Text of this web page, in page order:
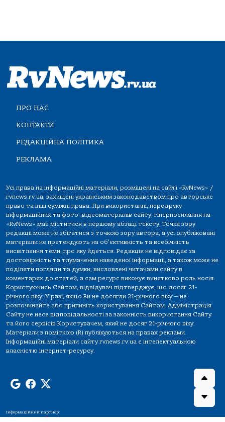
ПРО НАС
КОНТАКТИ
РЕДАКЦІЙНА ПОЛІТИКА
РЕКЛАМА
Усі права на інформаційні матеріали, розміщені на сайті «RvNews» /
rvnews.rv.ua, захищені українським законодавством про авторське
право та інші суміжні права. При використанні, передруку
інформаційних та фото-,відеоматеріалів сайту, гіперпосилання на
«RvNews» має міститися в першому абзаці тексту. Точка зору
редакції може не збігатися з точкою зору автора, а усі опубліковані
матеріали не претендують на об'єктивність та всебічність
висвітлення теми, про яку йдеться. Редакція не відповідає за
достовірність та тлумачення наведеної інформації, а також може не
поділяти погляди та думки, висловлені читачами сайту в
коментарях до статей, а сам ресурс виконує винятково роль носія.
Користуючись Сайтом, відвідувач підтверджує, що досяг 21-
річного віку. У разі, якщо Ви не досягли 21-річного віку — не
розпочинайте або припиніть користування Сайтом. Адміністрація
Сайту не несе відповідальності за законність використання Сайту
та його сервісів Користувачем, який не досяг 21-річного віку.
Матеріали з поміткою (R) публікуються на правах реклами.
Інформаційні матеріали сайту rvnews.rv.ua є інтелектуальною
власністю інтернет-ресурсу.
Інформаційний партнер: